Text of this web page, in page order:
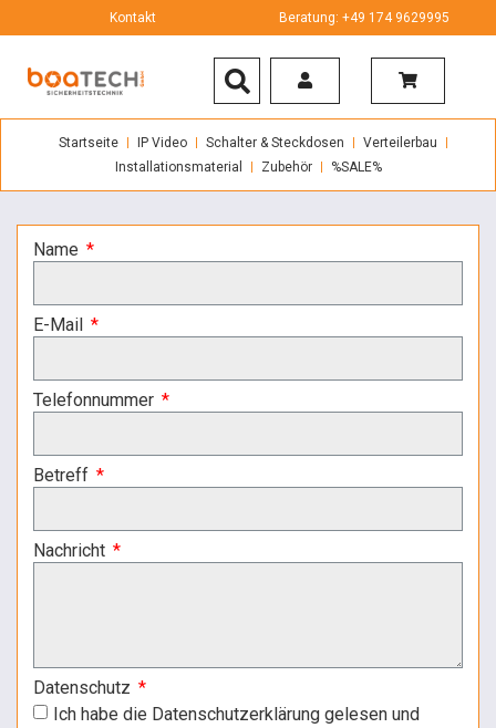
Kontakt Beratung: +49 174 9629995
Startseite IP Video Schalter & Steckdosen
Verteilerbau
Installationsmaterial
Zubehör %SALE%
Name
E-Mail
Telefonnummer
Betreff
Nachricht
Datenschutz
Ich habe die Datenschutzerklärung gelesen und